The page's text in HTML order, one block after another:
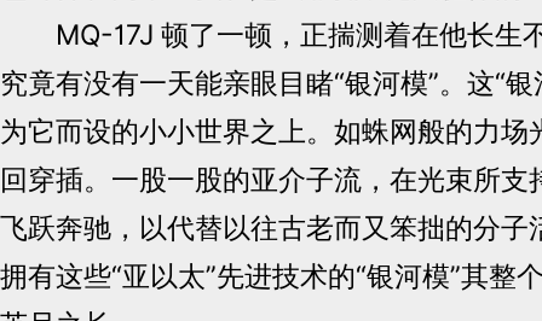
MQ-17J 顿了一顿，正揣测着在他长生
究竟有没有一天能亲眼目睹“银河模”。这“
为它而设的小小世界之上。如蛛网般的力场
回穿插。一股一股的亚介子流，在光束所支
飞跃奔驰，以代替以往古老而又笨拙的分子
拥有这些“亚以太”先进技术的“银河模”其整